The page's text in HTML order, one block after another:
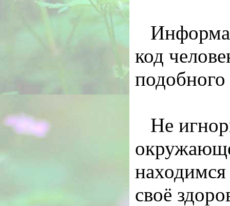
код
подобного
Не
находимся
своё